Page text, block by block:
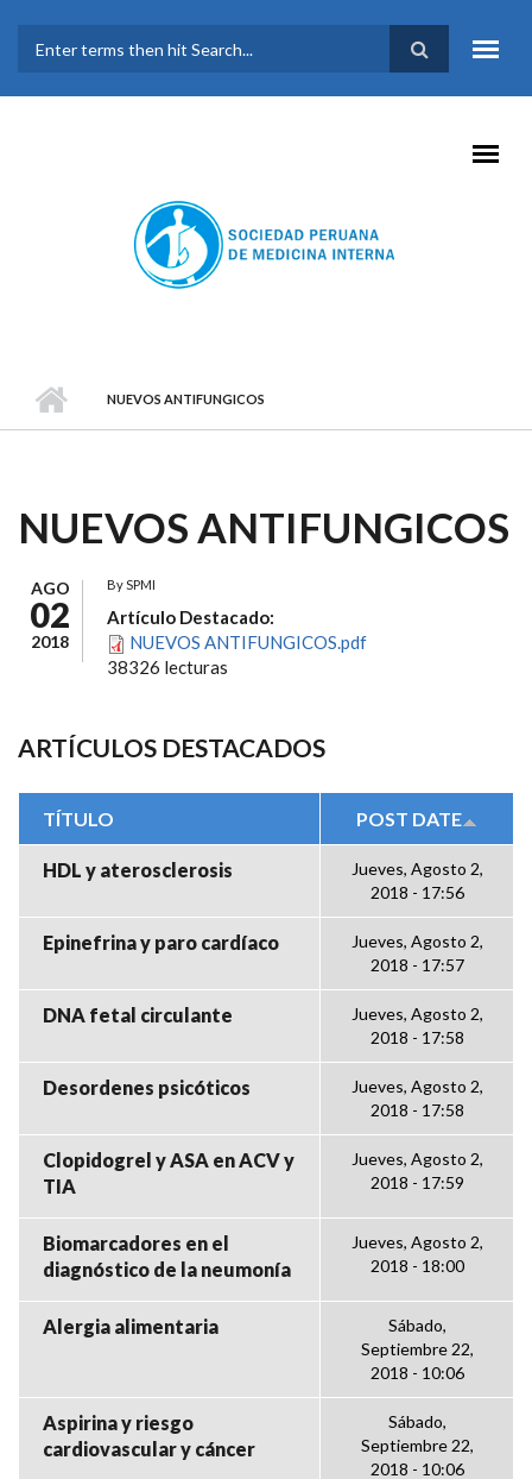
FORMULARIO DE
BÚSQUEDA
NUEVOS ANTIFUNGICOS
NUEVOS ANTIFUNGICOS
AGO
02
2018
BySPMI
Artículo Destacado:
NUEVOS ANTIFUNGICOS.pdf
38326 lecturas
ARTÍCULOS DESTACADOS
TÍTULO POST DATE
HDL y aterosclerosis
Jueves, Agosto 2,
2018 - 17:56
Epinefrina y paro cardíaco
Jueves, Agosto 2,
2018 - 17:57
DNA fetal circulante
Jueves, Agosto 2,
2018 - 17:58
Desordenes psicóticos
Jueves, Agosto 2,
2018 - 17:58
Clopidogrel y ASA en ACV y
TIA
Jueves, Agosto 2,
2018 - 17:59
Biomarcadores en el
diagnóstico de la neumonía
Jueves, Agosto 2,
2018 - 18:00
Alergia alimentaria
Sábado,
Septiembre 22,
2018 - 10:06
Aspirina y riesgo
cardiovascular y cáncer
Sábado,
Septiembre 22,
2018 - 10:06